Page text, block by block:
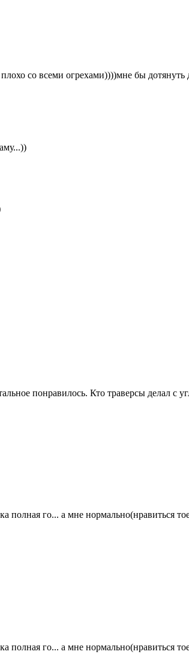
со всеми огрехами))))мне бы
понравилось. Кто траверсы делал с
полная го... а мне нормально(нравиться
полная го... а мне нормально(нравиться